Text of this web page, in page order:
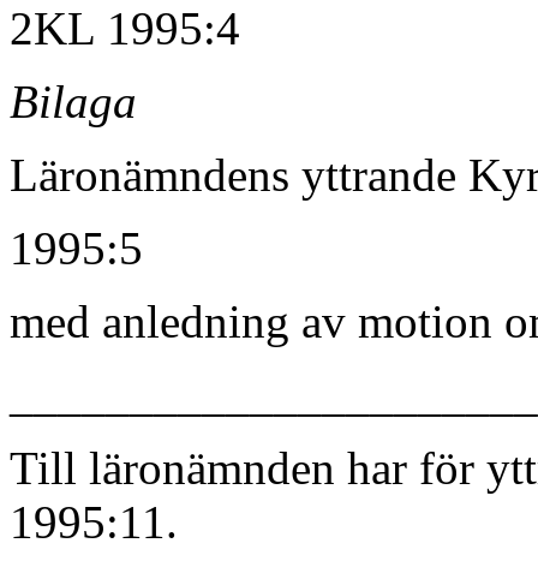
2KL 1995:4
Bilaga
Läronämndens yttrande
1995:5
med anledning av motion
Till läronämnden har för
1995:11.